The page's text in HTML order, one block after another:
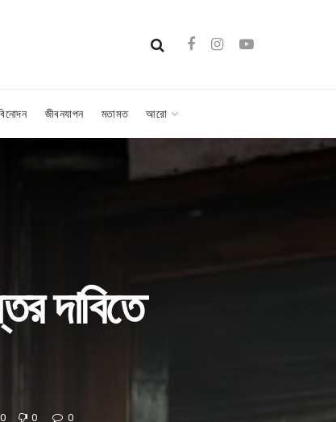
জীবনযাপন মতামত আরো
দাবিতে
0 0 0